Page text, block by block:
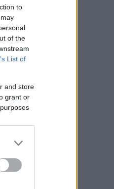
to
of the
List of
and store
grant or